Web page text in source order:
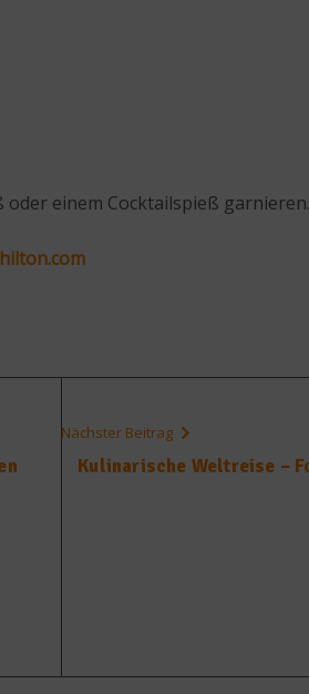
einem Cocktailspieß garnieren.
hilton.com
Nächster Beitrag
Kulinarische Weltreise –